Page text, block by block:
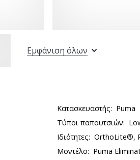
Εμφάνιση όλων
Κατασκευαστής: Puma
Τύποι παπουτσιών:
Ιδιότητες: OrthoLite®,
Μοντέλο: Puma